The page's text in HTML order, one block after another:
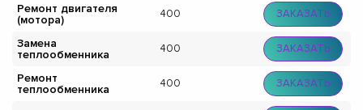
Ремонт двигателя
(мотора)
400 ЗАКАЗАТЬ
Замена
теплообменника
400 ЗАКАЗАТЬ
Ремонт
теплообменника
400 ЗАКАЗАТЬ